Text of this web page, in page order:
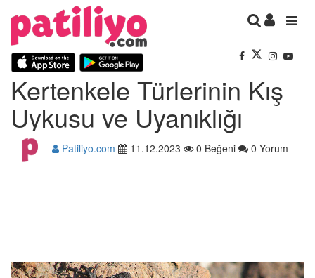
Kertenkele Türlerinin Kış
Uykusu ve Uyanıklığı
Patiliyo.com 11.12.2023 0 Beğeni 0 Yorum